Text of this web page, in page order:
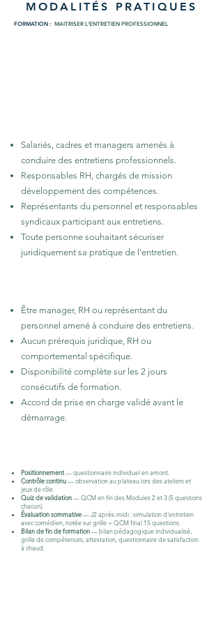
MODALITÉS PRATIQUES
FORMATION : MAITRISER L'ENTRETIEN PROFESSIONNEL
Salariés, cadres et managers amenés à
conduire des entretiens professionnels.
Responsables RH, chargés de mission
développement des compétences.
Représentants du personnel et responsables
syndicaux participant aux entretiens.
Toute personne souhaitant sécuriser
juridiquement sa pratique de l'entretien.
Être manager, RH ou représentant du
personnel amené à conduire des entretiens.
Aucun prérequis juridique, RH ou
comportemental spécifique.
Disponibilité complète sur les 2 jours
consécutifs de formation.
Accord de prise en charge validé avant le
démarrage.
Positionnement— questionnaire individuel en amont.
Contrôle continu— observation au plateau lors des ateliers et
jeux de rôle.
Quiz de validation— QCM en fin des Modules 2 et 3 (5 questions
chacun).
Évaluation sommative— J2 après-midi : simulation d'entretien
avec comédien, notée sur grille + QCM final 15 questions.
Bilan de fin de formation— bilan pédagogique individualisé,
grille de compétences, attestation, questionnaire de satisfaction
à chaud.